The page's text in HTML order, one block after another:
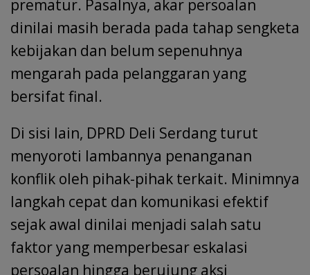
prematur. Pasalnya, akar persoalan
dinilai masih berada pada tahap sengketa
kebijakan dan belum sepenuhnya
mengarah pada pelanggaran yang
bersifat final.
Di sisi lain, DPRD Deli Serdang turut
menyoroti lambannya penanganan
konflik oleh pihak-pihak terkait. Minimnya
langkah cepat dan komunikasi efektif
sejak awal dinilai menjadi salah satu
faktor yang memperbesar eskalasi
persoalan hingga berujung aksi